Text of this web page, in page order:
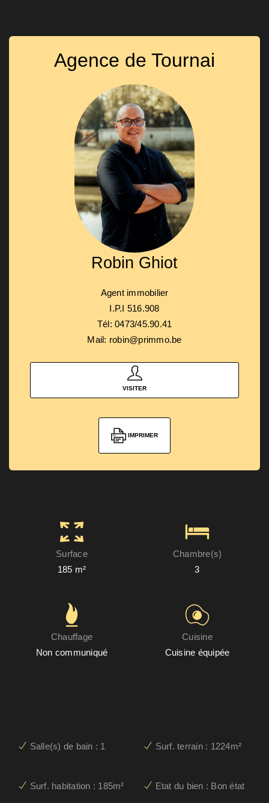
Agence de Tournai
Robin Ghiot
Agent immobilier
I.P.I 516.908
Tél: 0473/45.90.41
Mail: robin@primmo.be
VISITER
IMPRIMER
Surface
185 m²
Chambre(s)
3
Chauffage
Non communiqué
Cuisine
Cuisine équipée
Salle(s) de bain : 1 Surf. terrain : 1224m²
Surf. habitation : 185m² Etat du bien : Bon état